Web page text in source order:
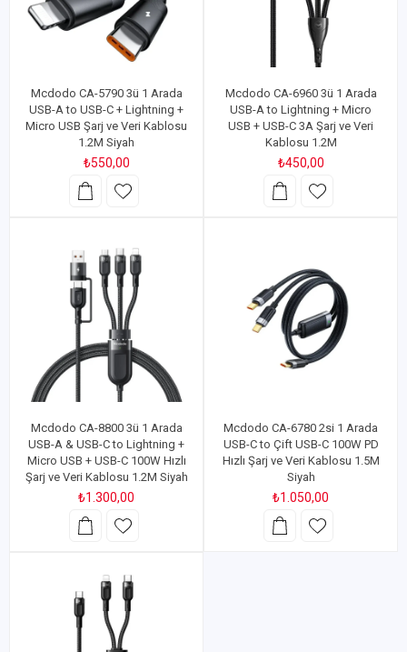
Mcdodo CA-5790 3ü 1 Arada
USB-A to USB-C + Lightning +
Micro USB Şarj ve Veri Kablosu
1.2M Siyah
₺550,00
Mcdodo CA-6960 3ü 1 Arada
USB-A to Lightning + Micro
USB + USB-C 3A Şarj ve Veri
Kablosu 1.2M
₺450,00
Mcdodo CA-8800 3ü 1 Arada
USB-A & USB-C to Lightning +
Micro USB + USB-C 100W Hızlı
Şarj ve Veri Kablosu 1.2M Siyah
₺1.300,00
Mcdodo CA-6780 2si 1 Arada
USB-C to Çift USB-C 100W PD
Hızlı Şarj ve Veri Kablosu 1.5M
Siyah
₺1.050,00